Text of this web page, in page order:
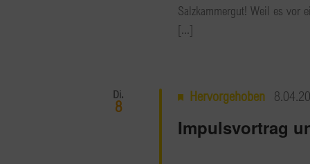
Salzkammergut! Weil es vor
[...]
Di.
8
Impulsvortrag
Hervorgehoben